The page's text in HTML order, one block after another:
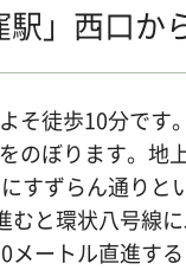
」西口か
そ徒歩10分です
のぼります。地
すずらん通りと
と環状八号線
ートル直進す